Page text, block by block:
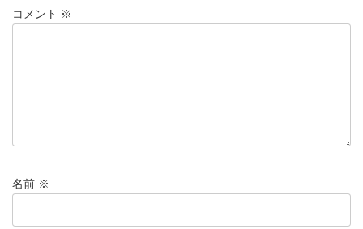
コメント ※
名前 ※